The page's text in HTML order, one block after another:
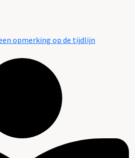
opmerking op de tijdlijn